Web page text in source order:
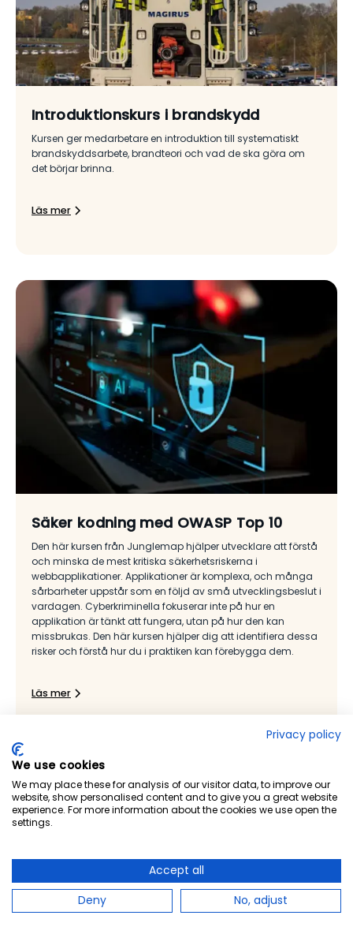
Introduktionskurs i brandskydd
Kursen ger medarbetare en introduktion till systematiskt
brandskyddsarbete, brandteori och vad de ska göra om
det börjar brinna.
Läs mer
Säker kodning med OWASP Top 10
Den här kursen från Junglemap hjälper utvecklare att förstå
och minska de mest kritiska säkerhetsriskerna i
webbapplikationer. Applikationer är komplexa, och många
sårbarheter uppstår som en följd av små utvecklingsbeslut i
vardagen. Cyberkriminella fokuserar inte på hur en
applikation är tänkt att fungera, utan på hur den kan
missbrukas. Den här kursen hjälper dig att identifiera dessa
risker och förstå hur du i praktiken kan förebygga dem.
Läs mer
Privacy policy
We use cookies
We may place these for analysis of our visitor data, to improve our
website, show personalised content and to give you a great website
experience. For more information about the cookies we use open the
settings.
Accept all
Deny
No, adjust